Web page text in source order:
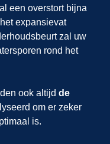
een overstort bijna
expansievat
zal uw
rond het
ook altijd de
om er zeker
is.